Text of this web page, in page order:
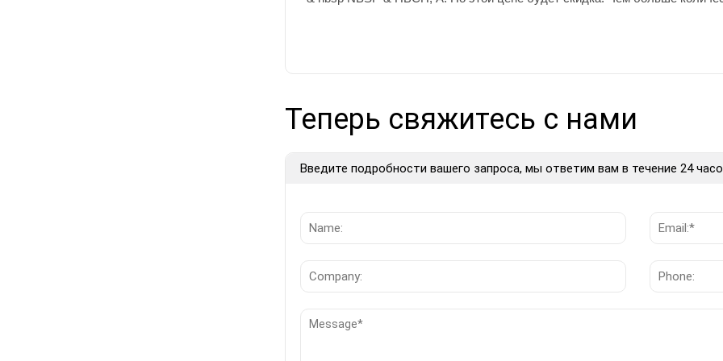
Теперь свяжитесь с нами
Введите подробности вашего запроса, мы ответим вам в течение 24